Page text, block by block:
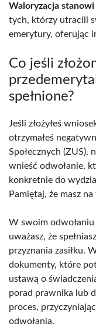
Waloryzacja
tych, którzy utracili
emerytury, oferując
Co jeśli
spełnione?
Jeśli złożyłeś
otrzymałeś
Społecznych (ZUS),
wnieść odwołanie,
konkretnie do
Pamiętaj, że masz na
W swoim
uważasz, że
przyznania zasiłku.
dokumenty, które
ustawą o
porad prawnika lub
proces,
odwołania.